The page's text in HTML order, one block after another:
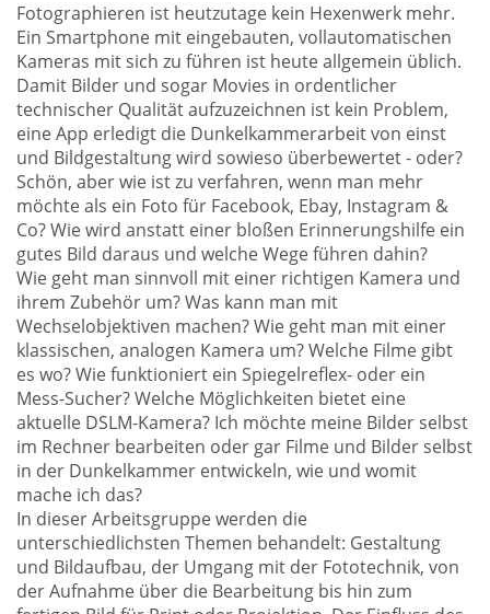
Fotographieren ist heutzutage kein Hexenwerk mehr.
Ein Smartphone mit eingebauten, vollautomatischen
Kameras mit sich zu führen ist heute allgemein üblich.
Damit Bilder und sogar Movies in ordentlicher
technischer Qualität aufzuzeichnen ist kein Problem,
eine App erledigt die Dunkelkammerarbeit von einst
und Bildgestaltung wird sowieso überbewertet - oder?
Schön, aber wie ist zu verfahren, wenn man mehr
möchte als ein Foto für Facebook, Ebay, Instagram &
Co? Wie wird anstatt einer bloßen Erinnerungshilfe ein
gutes Bild daraus und welche Wege führen dahin?
Wie geht man sinnvoll mit einer richtigen Kamera und
ihrem Zubehör um? Was kann man mit
Wechselobjektiven machen? Wie geht man mit einer
klassischen, analogen Kamera um? Welche Filme gibt
es wo? Wie funktioniert ein Spiegelreflex- oder ein
Mess-Sucher? Welche Möglichkeiten bietet eine
aktuelle DSLM-Kamera? Ich möchte meine Bilder selbst
im Rechner bearbeiten oder gar Filme und Bilder selbst
in der Dunkelkammer entwickeln, wie und womit
mache ich das?
In dieser Arbeitsgruppe werden die
unterschiedlichsten Themen behandelt: Gestaltung
und Bildaufbau, der Umgang mit der Fototechnik, von
der Aufnahme über die Bearbeitung bis hin zum